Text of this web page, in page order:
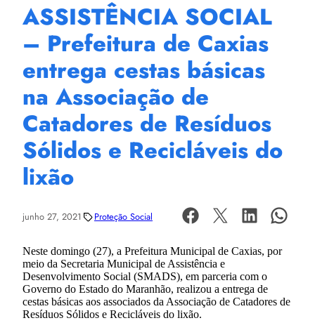
ASSISTÊNCIA SOCIAL
– Prefeitura de Caxias
entrega cestas básicas
na Associação de
Catadores de Resíduos
Sólidos e Recicláveis do
lixão
junho 27, 2021 Proteção Social
Neste domingo (27), a Prefeitura Municipal de Caxias, por
meio da Secretaria Municipal de Assistência e
Desenvolvimento Social (SMADS), em parceria com o
Governo do Estado do Maranhão, realizou a entrega de
cestas básicas aos associados da Associação de Catadores de
Resíduos Sólidos e Recicláveis do lixão.